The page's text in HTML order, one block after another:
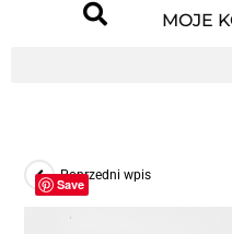
MOJE
Poprzedni wpis
Save